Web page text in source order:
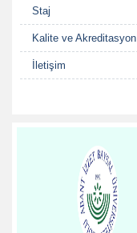
Staj
Kalite ve Akreditasyon
İletişim